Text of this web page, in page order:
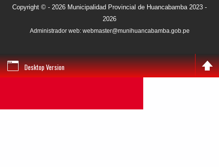
Copyright © - 2026 Municipalidad Provincial de Huancabamba 2023 -
2026
Administrador web: webmaster@munihuancabamba.gob.pe
Desktop Version